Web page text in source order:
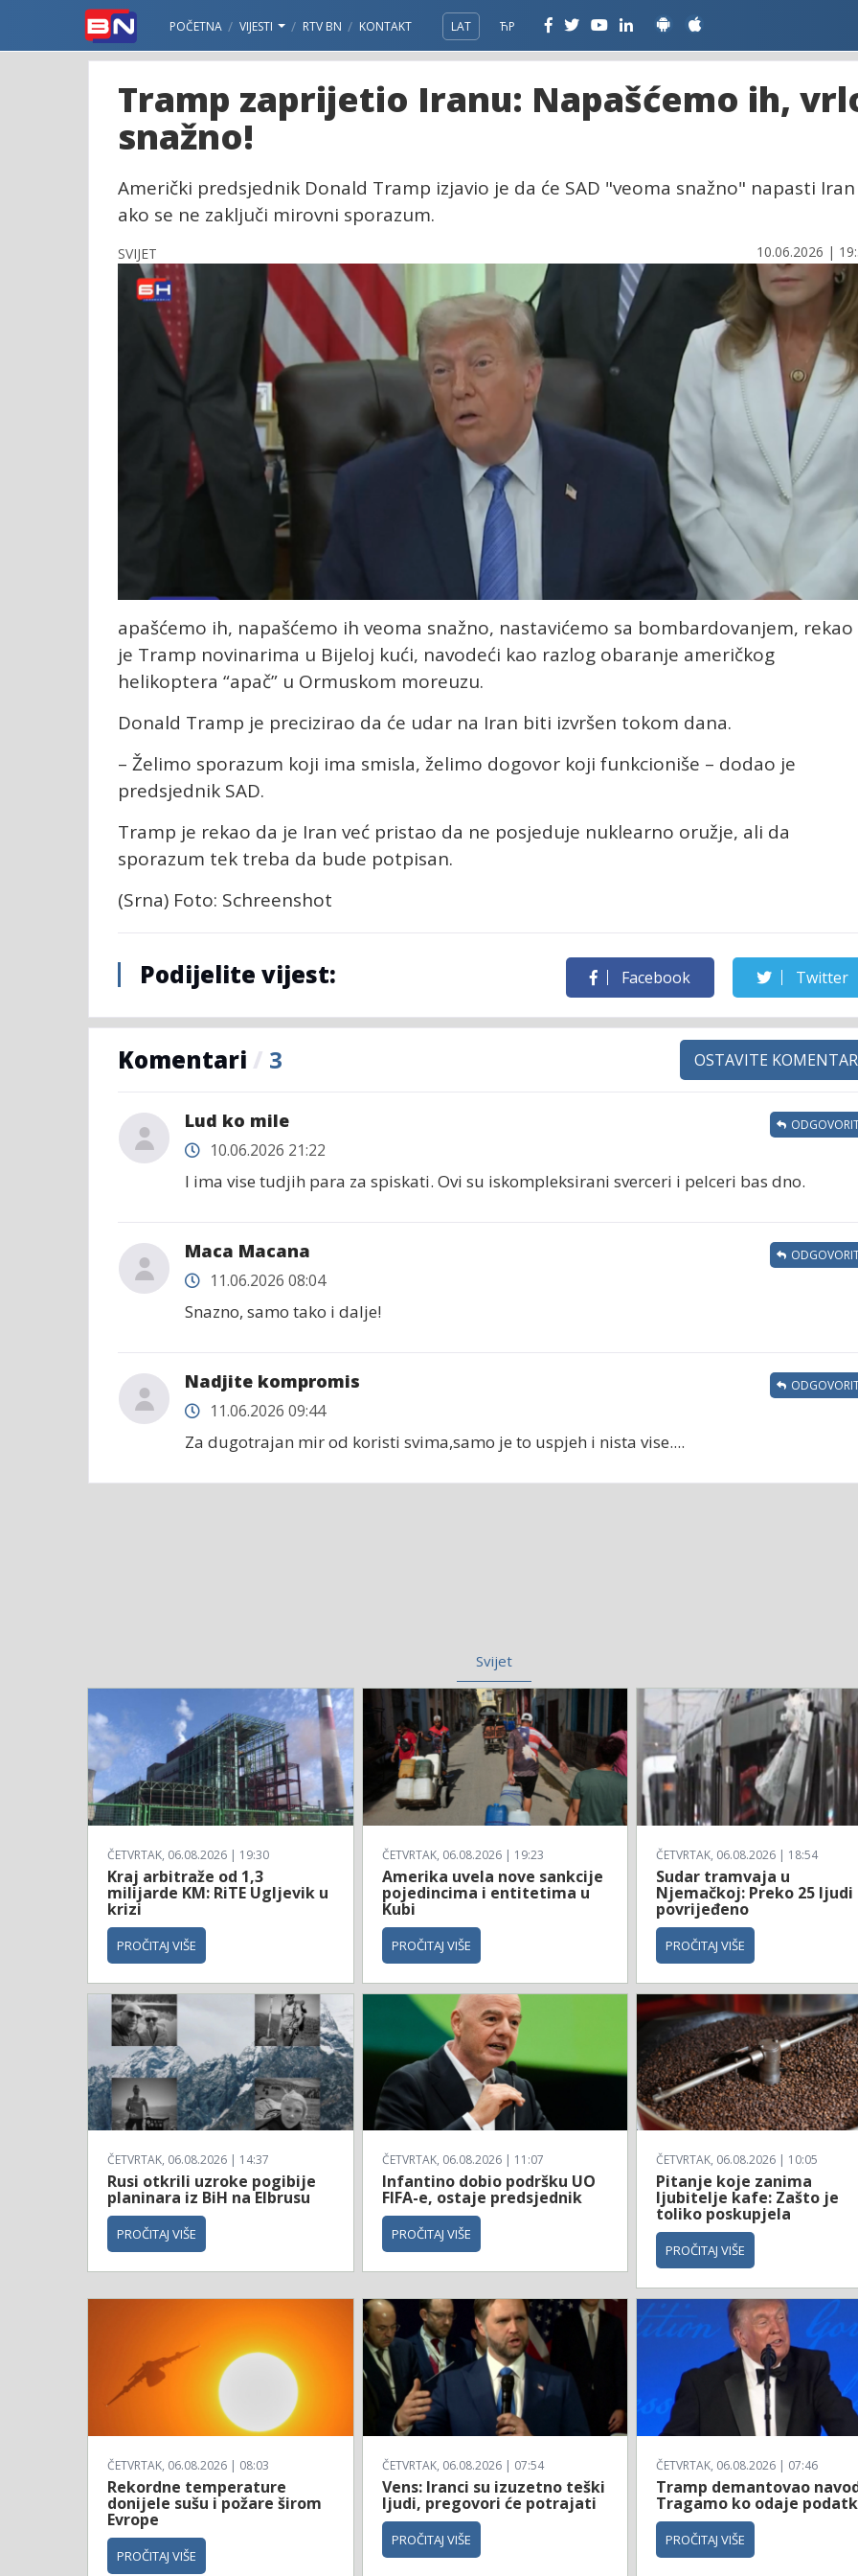
POČETNA VIJESTI RTV BN KONTAKT LAT ЋР
Tramp zaprijetio Iranu: Napašćemo ih,
snažno!
Američki predsjednik Donald Tramp izjavio je da će SAD "veoma snažno" napasti Iran
ako se ne zaključi mirovni sporazum.
SVIJET 10.06.2026 |
apašćemo ih, napašćemo ih veoma snažno, nastavićemo sa bombardovanjem, rekao
je Tramp novinarima u Bijeloj kući, navodeći kao razlog obaranje američkog
helikoptera “apač” u Ormuskom moreuzu.
Donald Tramp je precizirao da će udar na Iran biti izvršen tokom dana.
– Želimo sporazum koji ima smisla, želimo dogovor koji funkcioniše – dodao je
predsjednik SAD.
Tramp je rekao da je Iran već pristao da ne posjeduje nuklearno oružje, ali da
sporazum tek treba da bude potpisan.
(Srna) Foto: Schreenshot
Podijelite vijest: Facebook Twitter
Komentari / 3 OSTAVITE KOMENTAR
Lud ko mile
10.06.2026 21:22
I ima vise tudjih para za spiskati. Ovi su iskompleksirani sverceri i pelceri bas dno.
Maca Macana
11.06.2026 08:04
Snazno, samo tako i dalje!
Nadjite kompromis
11.06.2026 09:44
Za dugotrajan mir od koristi svima,samo je to uspjeh i nista vise....
Svijet
ČETVRTAK, 06.08.2026 | 19:30
Kraj arbitraže od 1,3
milijarde KM: RiTE Ugljevik u
krizi
PROČITAJ VIŠE
ČETVRTAK, 06.08.2026 | 19:23
Amerika uvela nove sankcije
pojedincima i entitetima u
Kubi
PROČITAJ VIŠE
ČETVRTAK, 06.08.2026 | 18:54
Sudar tramvaja u
Njemačkoj: Preko 25 ljudi
povrijeđeno
PROČITAJ VIŠE
ČETVRTAK, 06.08.2026 | 14:37
Rusi otkrili uzroke pogibije
planinara iz BiH na Elbrusu
PROČITAJ VIŠE
ČETVRTAK, 06.08.2026 | 11:07
Infantino dobio podršku UO
FIFA-e, ostaje predsjednik
PROČITAJ VIŠE
ČETVRTAK, 06.08.2026 | 10:05
Pitanje koje zanima
ljubitelje kafe: Zašto je
toliko poskupjela
PROČITAJ VIŠE
ČETVRTAK, 06.08.2026 | 08:03
Rekordne temperature
donijele sušu i požare širom
Evrope
PROČITAJ VIŠE
ČETVRTAK, 06.08.2026 | 07:54
Vens: Iranci su izuzetno teški
ljudi, pregovori će potrajati
PROČITAJ VIŠE
ČETVRTAK, 06.08.2026 | 07:46
Tramp demantovao
Tragamo ko odaje
PROČITAJ VIŠE